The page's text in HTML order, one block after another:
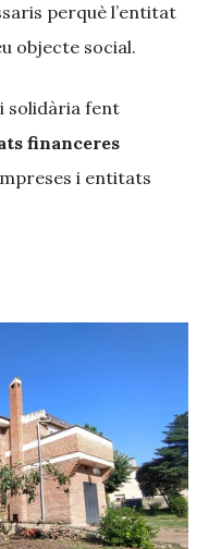
perquè l’entitat
objecte social.
solidària fent
financeres
i entitats